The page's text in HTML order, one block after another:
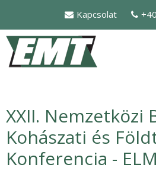
main
content
Kapcsolat
XXII. Nemzetközi
Kohászati és
Konferencia -